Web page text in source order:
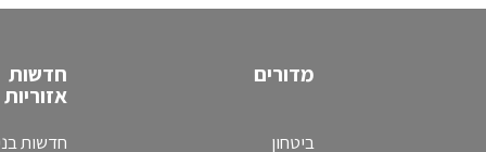
מדורים
ביטחון
חדשות
אזוריות
חדשות